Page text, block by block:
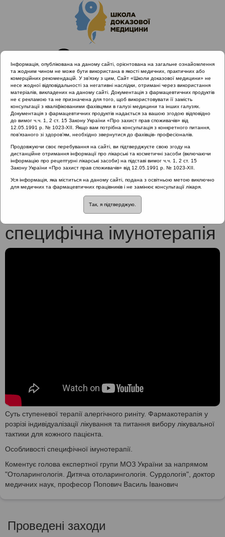
Головна
Проведені заходи
Сучасні стандарти діагностики та лікування алергічного
риніту (Київ, 24.04.2019)
Ступенева терапія алергічного риніту: специфічна
імунотерапія
Ступенева терапія
алергічного риніту:
специфічна імунотерапія
Суть ступеневої терапії алергічного риніту. Фармакотерапія у
розрізі індивідуалізації лікування та питання вибору лікувальної
тактики для кожного пацієнта.
Особливості специфічної імунотерапії.
Коментує голова експертної групи МОЗ України за напрямом
"Отоларингологія. Дитяча отоларингологія. Сурдологія", доктор
медичних наук, професор Попович Василь Іванович
Проведені заходи
Інформація, опублікована на даному сайті, орієнтована на загальне ознайомлення
та жодним чином не може бути використана в якості медичних, практичних або
комерційних рекомендацій. У зв’язку з цим, Сайт «Школи доказової медицини» не
несе жодної відповідальності за негативні наслідки, отримані через використання
матеріалів, викладених на даному сайті. Документація з фармацевтичних продуктів
не є рекламою та не призначена для того, щоб використовувати її замість
консультації з кваліфікованими фахівцями в галузі медицини та інших галузях.
Документація з фармацевтичних продуктів надається за вашою згодою відповідно
до вимог ч.ч. 1, 2 ст. 15 Закону України «Про захист прав споживачів» від
12.05.1991 р. № 1023-XII. Якщо вам потрібна консультація з конкретного питання,
пов’язаного зі здоров’ям, необхідно звернутися до фахівців- професіоналів.
Продовжуючи своє перебування на сайті, ви підтверджуєте свою згоду на
дистанційне отримання інформації про лікарські та косметичні засоби (включаючи
інформацію про рецептурні лікарські засоби) на підставі вимог ч.ч. 1, 2 ст. 15
Закону України «Про захист прав споживачів» від 12.05.1991 р. № 1023-XII.
Уся інформація, яка міститься на даному сайті, подана з освітньою метою виключно
для медичних та фармацевтичних працівників і не замінює консультації лікаря.
Так, я підтверджую.